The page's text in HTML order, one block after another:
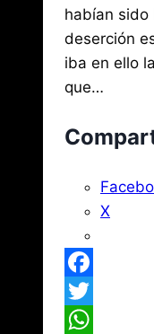
habían sido
deserción
iba en ello
que…
X
Facebook
Twitter